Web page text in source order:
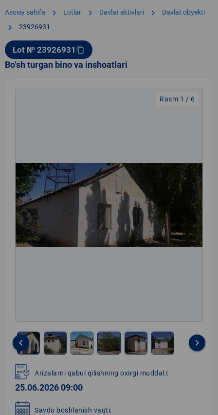
Asosiy sahifa chevron_right Lotlar chevron_right Davlat aktivlari chevron_right Davlat obyekti
chevron_right 23926931
Lot № 23926931 content_copy
Bo‘sh turgan bino va inshoatlari
Rasm 1 / 6
1
of
6
keyboard_arrow_left keyboard_arrow_right
Arizalarni qabul qilishning oxirgi muddati:
25.06.2026 09:00
Savdo boshlanish vaqti: